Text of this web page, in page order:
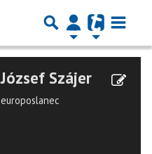
József Szájer
europoslanec